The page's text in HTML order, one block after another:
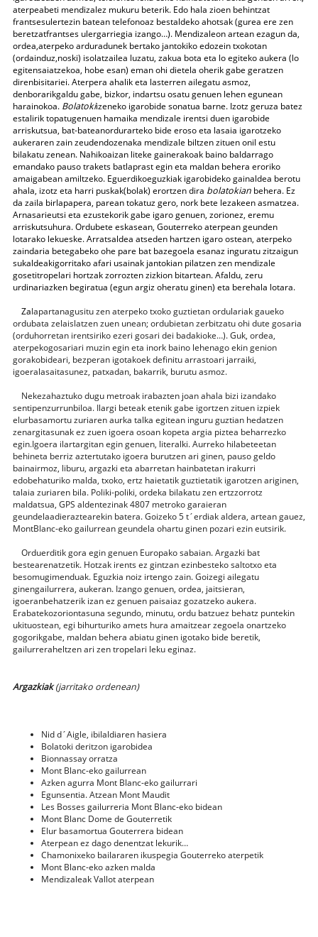
aterpeabeti mendizalez mukuru beterik. Edo hala zioen behintzat
frantsesulertezin batean telefonoaz bestaldeko ahotsak (gurea ere zen
beretzatfrantses ulergarriegia izango…). Mendizaleon artean ezagun da,
ordea,aterpeko arduradunek bertako jantokiko edozein txokotan
(ordainduz,noski) isolatzailea luzatu, zakua bota eta lo egiteko aukera (lo
egitensaiatzekoa, hobe esan) eman ohi dietela oherik gabe geratzen
direnbisitariei. Aterpera ahalik eta lasterren ailegatu asmoz,
denborarikgaldu gabe, bizkor, indartsu osatu genuen lehen egunean
harainokoa. Bolatokiizeneko igarobide sonatua barne. Izotz geruza batez
estalirik topatugenuen hamaika mendizale irentsi duen igarobide
arriskutsua, bat-bateanordurarteko bide eroso eta lasaia igarotzeko
aukeraren zain zeudendozenaka mendizale biltzen zituen onil estu
bilakatu zenean. Nahikoaizan liteke gainerakoak baino baldarrago
emandako pauso trakets batlaprast egin eta maldan behera eroriko
amaigabean amiltzeko. Eguerdikoeguzkiak igarobideko gainaldea berotu
ahala, izotz eta harri puskak(bolak) erortzen dira bolatokianbehera. Ez
da zaila birlapapera, parean tokatuz gero, nork bete lezakeen asmatzea.
Arnasarieutsi eta ezustekorik gabe igaro genuen, zorionez, eremu
arriskutsuhura. Ordubete eskasean, Gouterreko aterpean geunden
lotarako lekueske. Arratsaldea atseden hartzen igaro ostean, aterpeko
zaindaria betegabeko ohe pare bat bazegoela esanaz inguratu zitzaigun
sukaldeakigorritako afari usainak jantokian pilatzen zen mendizale
gosetitropelari hortzak zorrozten zizkion bitartean. Afaldu, zeru
urdinariazken begiratua (egun argiz oheratu ginen) eta berehala lotara.
Zalapartanagusitu zen aterpeko txoko guztietan ordulariak gaueko
ordubata zelaislatzen zuen unean; ordubietan zerbitzatu ohi dute gosaria
(orduhorretan irentsiriko ezeri gosari dei badakioke…). Guk, ordea,
aterpekogosariari muzin egin eta inork baino lehenago ekin genion
gorakobideari, bezperan igotakoek definitu arrastoari jarraiki,
igoeralasaitasunez, patxadan, bakarrik, burutu asmoz.
Nekezahaztuko dugu metroak irabazten joan ahala bizi izandako
sentipenzurrunbiloa. Ilargi beteak etenik gabe igortzen zituen izpiek
elurbasamortu zuriaren aurka talka egitean inguru guztian hedatzen
zenargitasunak ez zuen igoera osoan kopeta argia piztea beharrezko
egin.Igoera ilartargitan egin genuen, literalki. Aurreko hilabeteetan
behineta berriz aztertutako igoera burutzen ari ginen, pauso geldo
bainairmoz, liburu, argazki eta abarretan hainbatetan irakurri
edobehaturiko malda, txoko, ertz haietatik guztietatik igarotzen ariginen,
talaia zuriaren bila. Poliki-poliki, ordeka bilakatu zen ertzzorrotz
maldatsua, GPS aldentezinak 4807 metroko garaieran
geundelaadieraztearekin batera. Goizeko 5 t´erdiak aldera, artean gauez,
MontBlanc-eko gailurrean geundela ohartu ginen pozari ezin eutsirik.
Orduerditik gora egin genuen Europako sabaian. Argazki bat
bestearenatzetik. Hotzak irents ez gintzan ezinbesteko saltotxo eta
besomugimenduak. Eguzkia noiz irtengo zain. Goizegi ailegatu
ginengailurrera, aukeran. Izango genuen, ordea, jaitsieran,
igoeranbehatzerik izan ez genuen paisaiaz gozatzeko aukera.
Erabatekozoriontasuna segundo, minutu, ordu batzuez behatz puntekin
ukituostean, egi bihurturiko amets hura amaitzear zegoela onartzeko
gogorikgabe, maldan behera abiatu ginen igotako bide beretik,
gailurreraheltzen ari zen tropelari leku eginaz.
Argazkiak(jarritako ordenean)
Nid d´Aigle, ibilaldiaren hasiera
Bolatoki deritzon igarobidea
Bionnassay orratza
Mont Blanc-eko gailurrean
Azken agurra Mont Blanc-eko gailurrari
Egunsentia. Atzean Mont Maudit
Les Bosses gailurreria Mont Blanc-eko bidean
Mont Blanc Dome de Gouterretik
Elur basamortua Gouterrera bidean
Aterpean ez dago denentzat lekurik…
Chamonixeko bailararen ikuspegia Gouterreko aterpetik
Mont Blanc-eko azken malda
Mendizaleak Vallot aterpean